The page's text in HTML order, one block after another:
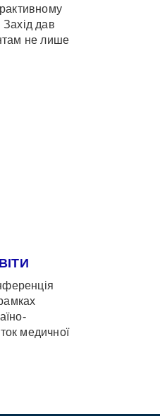
дав
не лише
медичної